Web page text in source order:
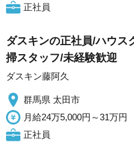
正社員
ダスキンの正社員/ハウス
掃スタッフ/未経験歓迎
ダスキン藤阿久
群馬県 太田市
月給24万5,000円～31万円
正社員